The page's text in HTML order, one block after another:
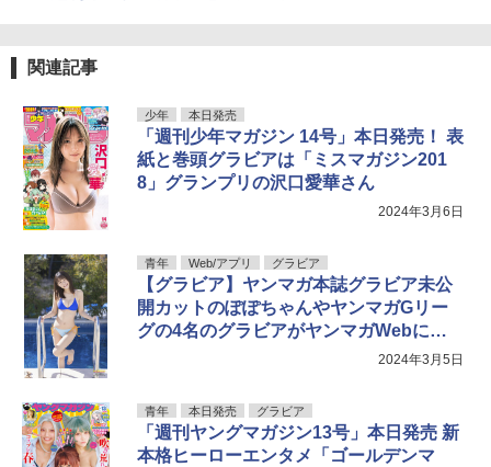
関連記事
少年 本日発売
「週刊少年マガジン 14号」本日発売！ 表
紙と巻頭グラビアは「ミスマガジン201
8」グランプリの沢口愛華さん
2024年3月6日
青年 Web/アプリ グラビア
【グラビア】ヤンマガ本誌グラビア未公
開カットのぽぽちゃんやヤンマガGリー
グの4名のグラビアがヤンマガWebにて
2024年3月5日
青年 本日発売 グラビア
「週刊ヤングマガジン13号」本日発売 新
本格ヒーローエンタメ「ゴールデンマ